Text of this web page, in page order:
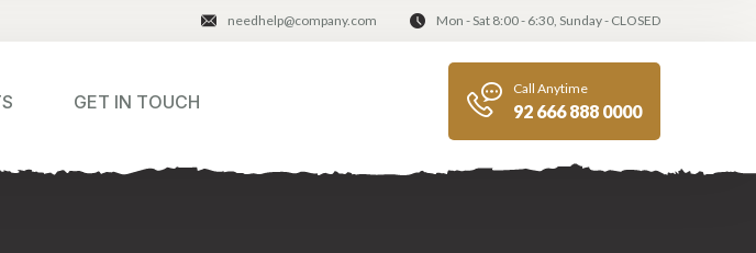
needhelp@company.com Mon - Sat 8:00 - 6:30, Sunday - CLOSED
GET IN TOUCH
Call Anytime
92 666 888 0000